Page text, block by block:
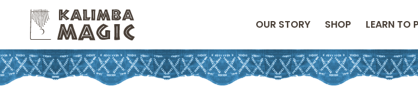
OUR STORY SHOP LEARN TO